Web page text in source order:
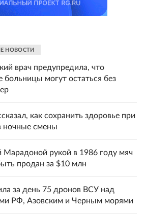
НОВОСТИ
врач предупредила, что
больницы могут остаться без
как сохранить здоровье при
ночные смены
Марадоной рукой в 1986 году мяч
продан за $10 млн
за день 75 дронов ВСУ над
РФ, Азовским и Черным морями